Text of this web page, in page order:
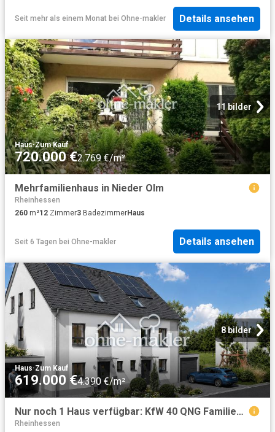
Seit mehr als einem Monat bei Ohne-makler Details ansehen
11 bilder
Haus·Zum Kauf
720.000 €2.769 €/m²
Mehrfamilienhaus in Nieder Olm
Rheinhessen
260 m²12 Zimmer3 BadezimmerHaus
Seit 6 Tagen bei Ohne-makler Details ansehen
8 bilder
Haus·Zum Kauf
619.000 €4.390 €/m²
Nur noch 1 Haus verfügbar: KfW 40 QNG Familienhaus mit Garten in Gau Algesheim
Rheinhessen